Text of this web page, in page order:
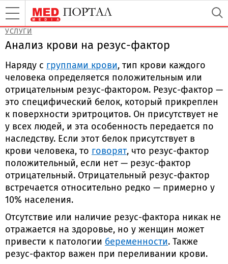
УСЛУГИ
Анализ крови на резус-фактор
Наряду с группами крови, тип крови каждого
человека определяется положительным или
отрицательным резус-фактором. Резус-фактор —
это специфический белок, который прикреплен
к поверхности эритроцитов. Он присутствует не
у всех людей, и эта особенность передается по
наследству. Если этот белок присутствует в
крови человека, то говорят, что резус-фактор
положительный, если нет — резус-фактор
отрицательный. Отрицательный резус-фактор
встречается относительно редко — примерно у
10% населения.
Отсутствие или наличие резус-фактора никак не
отражается на здоровье, но у женщин может
привести к патологии беременности. Также
резус-фактор важен при переливании крови.